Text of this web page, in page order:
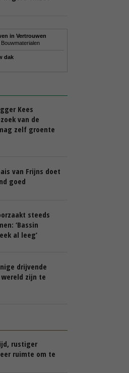
in Vertrouwen
dak
Kees
van de
zelf groente
van Frijns doet
goed
steeds
‘Bassin
al leeg’
drijvende
zijn te
rustiger
ruimte om te